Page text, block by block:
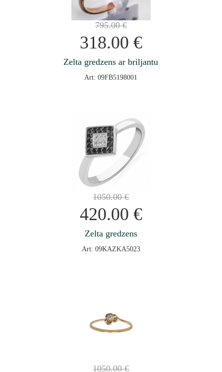
795.00€
318.00 €
Zelta gredzens ar briljantu
Art: 09FB5198001
1050.00€
420.00 €
Zelta gredzens
Art: 09KAZKA5023
1050.00€